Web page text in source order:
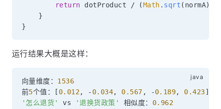
return dotProduct / (Math . sqrt ( normA)
}
}
运行结果大概是这样：
向量维度： 1536
前5个值： [ 0.012, - 0.034, 0.567 , -0.189, 0.423]
'怎么退货'
vs '退换货政策' 相似度： 0.962